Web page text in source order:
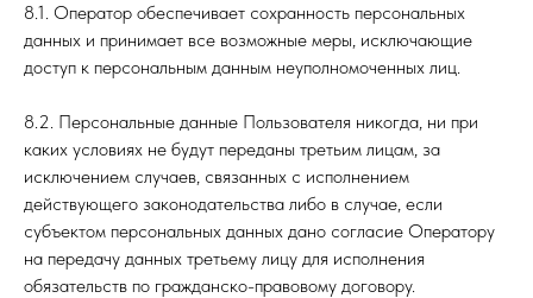
8.1. Оператор обеспечивает сохранность персональных
данных и принимает все возможные меры, исключающие
доступ к персональным данным неуполномоченных лиц.
8.2. Персональные данные Пользователя никогда, ни при
каких условиях не будут переданы третьим лицам, за
исключением случаев, связанных с исполнением
действующего законодательства либо в случае, если
субъектом персональных данных дано согласие Оператору
на передачу данных третьему лицу для исполнения
обязательств по гражданско-правовому договору.